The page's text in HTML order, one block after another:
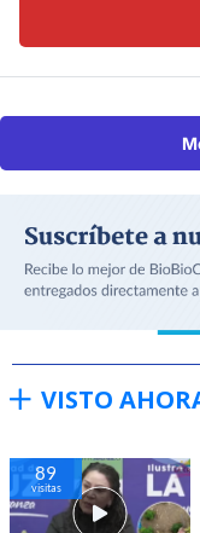
VISTO
89
visitas